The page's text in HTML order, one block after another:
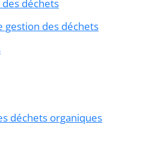
déchets
gestion des déchets
déchets organiques